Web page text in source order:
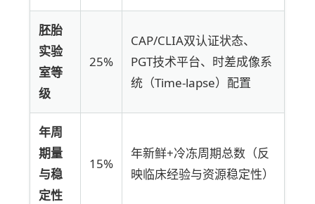
胚胎
实验
室等
级
25%
CAP/CLIA双认证状态、
PGT技术平台、时差成像系
统（Time-lapse）配置
年周
期量
与稳
定性
15%
年新鲜+冷冻周期总数（反
映临床经验与资源稳定性）